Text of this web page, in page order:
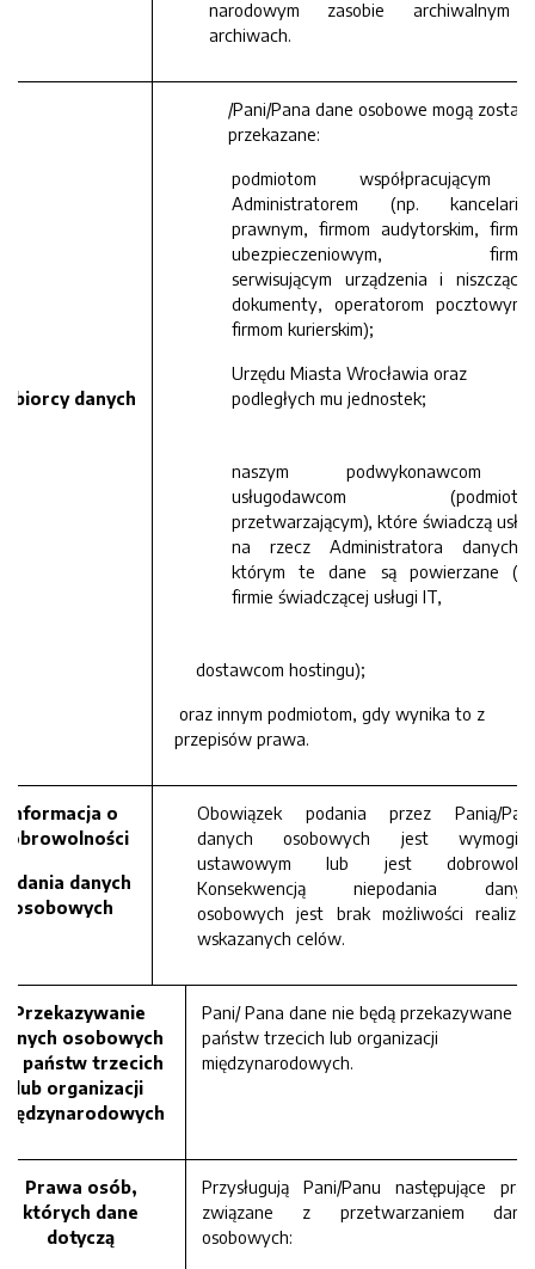
narodowym zasobie archiwalnym
archiwach.
danych
/Pani/Pana dane osobowe mogą zostać
przekazane:
podmiotom współpracującym
Administratorem (np.
prawnym, firmom audytorskim,
ubezpieczeniowym,
serwisującym urządzenia i
dokumenty, operatorom pocztowym
firmom kurierskim);
Urzędu Miasta Wrocławia oraz
podległych mu jednostek;
naszym podwykonawcom
usługodawcom
przetwarzającym), które świadczą
na rzecz Administratora danych
którym te dane są powierzane
firmie świadczącej usługi IT,
dostawcom hostingu);
oraz innym podmiotom, gdy wynika to z
przepisów prawa.
Informacja o
danych
osobowych
Obowiązek podania przez Panią/
danych osobowych jest
ustawowym lub jest
Konsekwencją niepodania
osobowych jest brak możliwości
wskazanych celów.
Przekazywanie
osobowych
państw trzecich
lub organizacji
Pani/ Pana dane nie będą przekazywane do
państw trzecich lub organizacji
międzynarodowych.
Prawa osób,
których dane
dotyczą
Przysługują Pani/Panu następujące
związane z przetwarzaniem
osobowych: